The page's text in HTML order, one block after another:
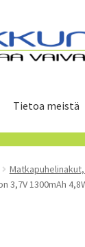
Tietoa meistä
3,7V 1300mAh